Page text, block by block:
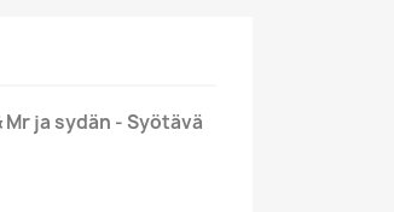
Mr ja sydän - Syötävä